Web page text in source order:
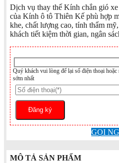
Dịch vụ thay thế Kính chắn gió
của Kính ô tô Thiên Kế phù hợp
khe, chất lượng cao, tính thẩm
khách tiết kiệm thời gian, ngân
Quý khách vui lòng để lại số điện thoại
sớm nhất
GỌI
MÔ TẢ SẢN PHẨM